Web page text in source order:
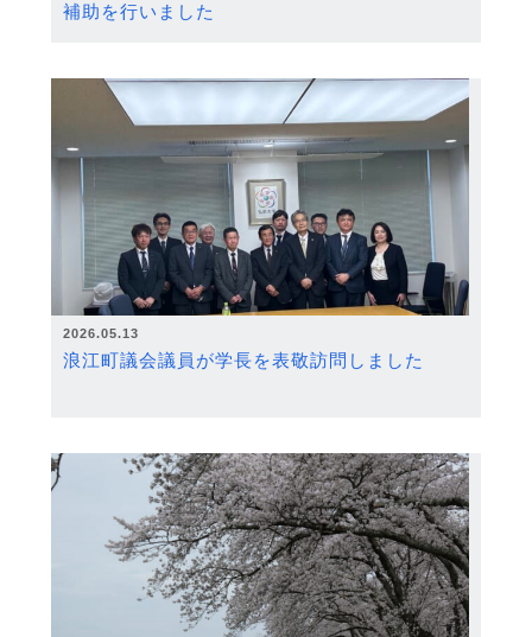
補助を行いました
2026.05.13
浪江町議会議員が学長を表敬訪問しました